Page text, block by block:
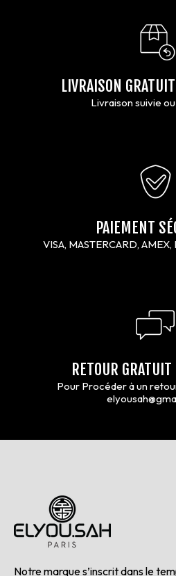
LIVRAISON
Livraison suivie
PAIEMENT
VISA, MASTERCARD, AMEX,
RETOUR
Pour Procéder à un
Notre marque s’inscrit dans le